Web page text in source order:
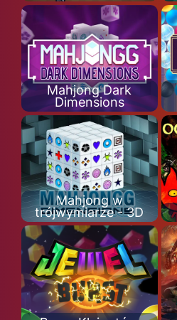
Mahjong Dark
Dimensions
Mahjong w
trójwymiarze - 3D